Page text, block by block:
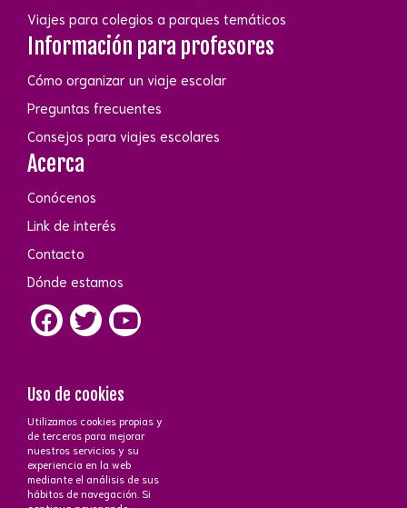
Viajes para colegios a parques temáticos
Información para profesores
Cómo organizar un viaje escolar
Preguntas frecuentes
Consejos para viajes escolares
Acerca
Conócenos
Link de interés
Contacto
Dónde estamos
Contacto
+34 672 43 26 43
Atención a cliente near_me
Uso de cookies
Utilizamos cookies propias y
de terceros para mejorar
nuestros servicios y su
experiencia en la web
mediante el análisis de sus
hábitos de navegación. Si